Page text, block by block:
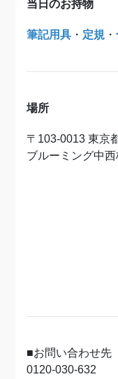
当日のお持物
筆記用具 ・ 定規 ・
場所
〒103-0013 東京
ブルーミング中
■お問い合わせ先
0120-030-632